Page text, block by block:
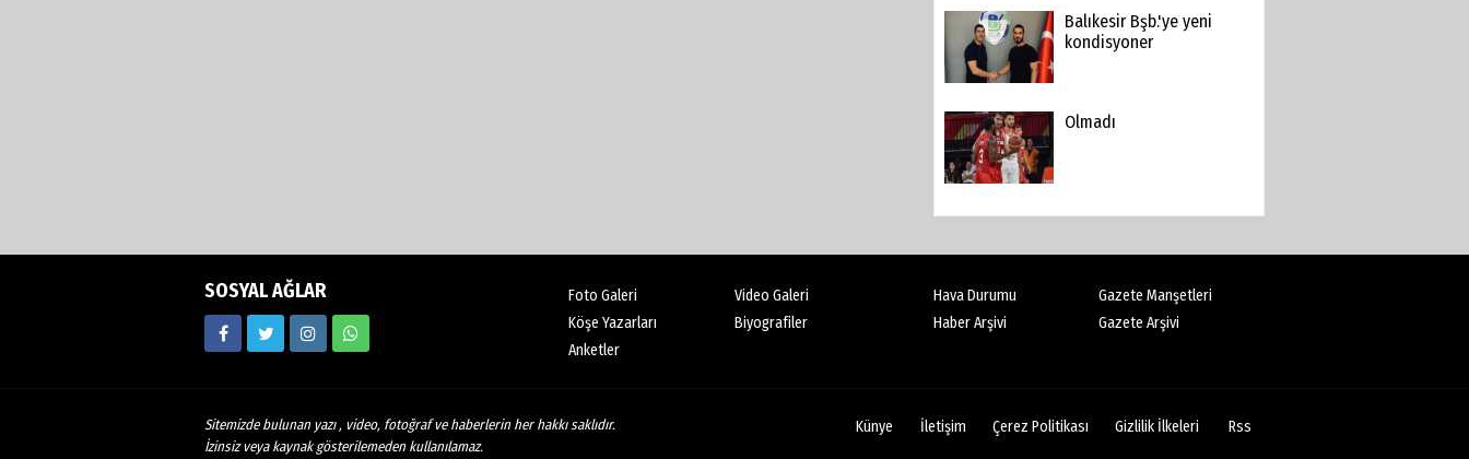
Balıkesir Bşb.'ye yeni
kondisyoner
Olmadı
SOSYAL AĞLAR Foto Galeri
Video Galeri
Köşe Yazarları
Biyografiler
Anketler
Hava Durumu
Gazete Manşetleri
Haber Arşivi
Gazete Arşivi
Sitemizde bulunan yazı , video, fotoğraf ve haberlerin her hakkı saklıdır.
İzinsiz veya kaynak gösterilemeden kullanılamaz.
Künye İletişim Çerez Politikası Gizlilik İlkeleri Rss